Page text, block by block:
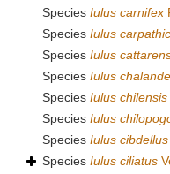
Species Iulus carnifex
Species Iulus
Species Iulus
Species Iulus
Species Iulus chilensis
Species Iulus
Species Iulus cibdellus
Species Iulus ciliatus